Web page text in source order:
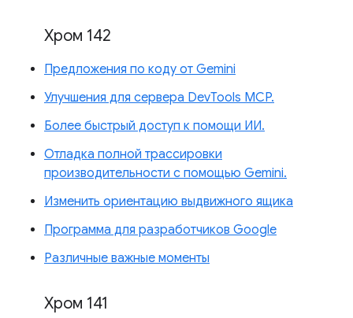
Хром 142
Предложения по коду от Gemini
Улучшения для сервера DevTools MCP.
Более быстрый доступ к помощи ИИ.
Отладка полной трассировки
производительности с помощью Gemini.
Изменить ориентацию выдвижного ящика
Программа для разработчиков Google
Различные важные моменты
Хром 141